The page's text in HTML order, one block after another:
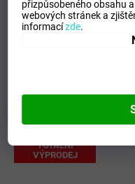
přizpůsobeného obsahu
webových stránek a
informacízde.
Mohlo by se vám
TOTÁLNÍ
VÝPRODEJ
EAN:
Zvolte
Tipo Mdelo:
100%